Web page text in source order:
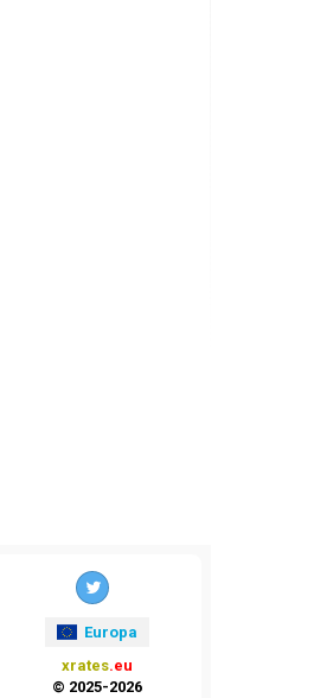
Europa
xrates.eu
© 2025-2026